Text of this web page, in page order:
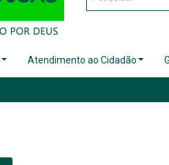
Atendimento ao Cidadão